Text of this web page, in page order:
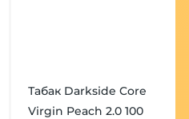
Табак Darkside Core
Virgin Peach 2.0 100